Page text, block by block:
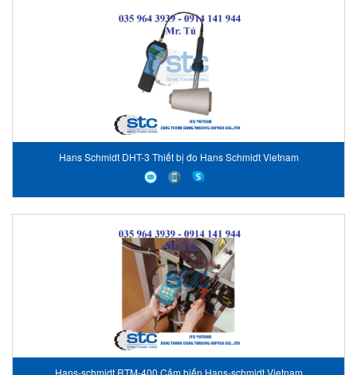
Hans Schmidt DHT-3 Thiết bị đo Hans Schmidt Vietnam